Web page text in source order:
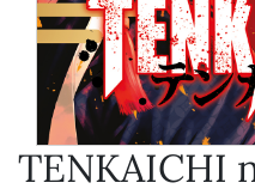
TENKAICHI